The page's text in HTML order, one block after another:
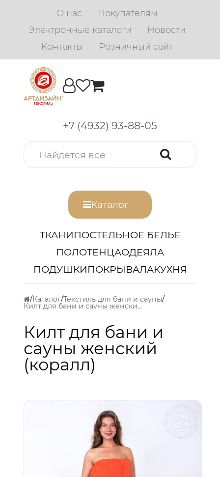
О нас
Покупателям
Электронные каталоги
Новости
Контакты
Розничный сайт
+7 (4932) 93-88-05
Каталог
ТКАНИПОСТЕЛЬНОЕ БЕЛЬЕ
ПОЛОТЕНЦАОДЕЯЛА
ПОДУШКИПОКРЫВАЛАКУХНЯ
Каталог Текстиль для бани и сауны
Килт для бани и сауны женский (коралл)
Килт для бани и
сауны женский
(коралл)